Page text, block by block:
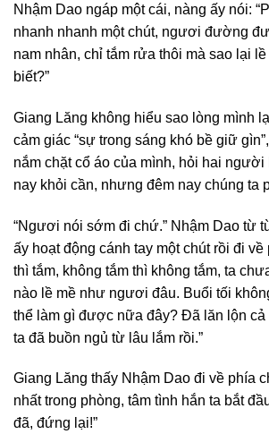
Nhậm Dao ngáp một cái, nàng ấy nói:
nhanh nhanh một chút, ngươi đường
nam nhân, chỉ tắm rửa thôi mà sao lại
biết?”
Giang Lăng không hiểu sao lòng mình
cảm giác “sự trong sáng khó bề giữ
nắm chặt cổ áo của mình, hỏi hai người
nay khỏi cần, nhưng đêm nay chúng ta
“Ngươi nói sớm đi chứ.” Nhậm Dao từ
ấy hoạt động cánh tay một chút rồi đi
thì tắm, không tắm thì không tắm, ta
nào lề mề như ngươi đâu. Buổi tối
thể làm gì được nữa đây? Đã lăn lộn cả
ta đã buồn ngủ từ lâu lắm rồi.”
Giang Lăng thấy Nhậm Dao đi về phía
nhất trong phòng, tâm tình hắn ta bắt
đã, đứng lại!”